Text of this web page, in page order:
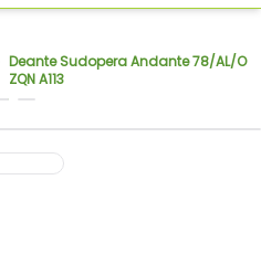
Deante Sudopera Andante 78/AL/O
ZQN A113